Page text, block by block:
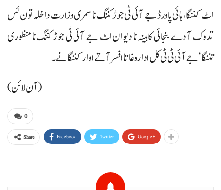
اٹ کننگا، ہائی پاورڈ جے آئی ٹی جوڑ کننگ نا سمری وزارت داخلہ تون ئس
تدوک آ دے بنجائی کابینہ نا دیوان اٹ جے آئی ٹی جوڑ کننگ نا منظوری
تننگا‘ جے آئی ٹی ٹی کل ادارہ غاتا افسر آتے اوار کننگانے۔
(آن لائن)
0
Share Facebook Twitter Google+